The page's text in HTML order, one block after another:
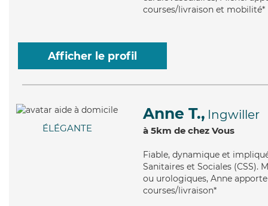
courses/livraison et mobilité*
Afficher le profil
ÉLÉGANTE
Anne T., Ingwiller
à 5km de chez Vous
Fiable, dynamique et
Sanitaires et Sociales (CSS).
ou urologiques, Anne
courses/livraison*